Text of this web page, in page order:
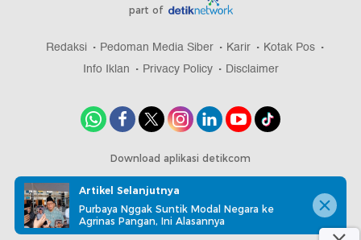
part of
Redaksi Pedoman Media Siber Karir
Kotak Pos
Info Iklan
Privacy Policy Disclaimer
Download aplikasi detikcom
Copyright @ 2026 detikcom, All right reserved
Artikel Selanjutnya
Purbaya Nggak Suntik Modal Negara ke
Agrinas Pangan, Ini Alasannya